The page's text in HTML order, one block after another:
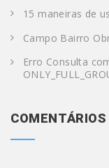
15 maneiras de
Campo Bairro
Erro Consulta
COMENTÁRIOS